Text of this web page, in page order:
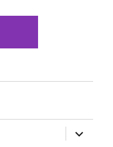
anzeigen